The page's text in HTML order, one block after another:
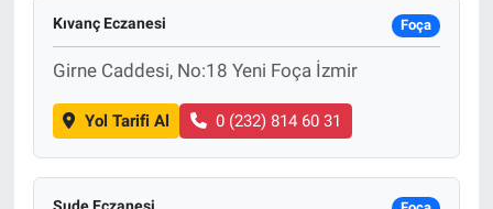
Kıvanç Eczanesi Foça
Girne Caddesi, No:18 Yeni Foça İzmir
Yol Tarifi Al 0 (232) 814 60 31
Bilecik
Kütahya
Gezi
Genel